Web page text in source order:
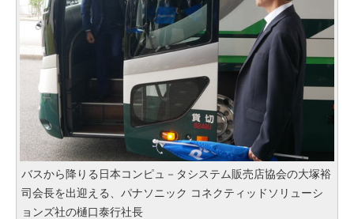
バスから降りる日本コンピュ－タシステム販売店協会の大塚裕
司会長を出迎える、パナソニック コネクティッドソリューシ
ョンズ社の樋口泰行社長